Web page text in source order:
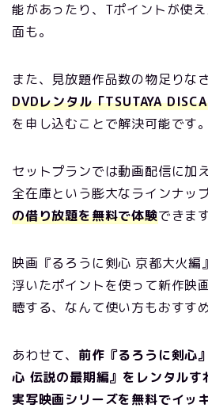
能があったり、Tポイントが使
面も。
また、見放題作品数の物足りな
DVDレンタル「TSUTAYA
を申し込むことで解決可能です。
セットプランでは動画配信に加
全在庫という膨大なラインナッ
の借り放題を無料で体験できます
映画『るろうに剣心 京都大火編
浮いたポイントを使って新作映
聴する、なんて使い方もおすす
あわせて、 前作『るろうに剣心
心 伝説の最期編』をレンタルす
実写映画シリーズを無料でイッ